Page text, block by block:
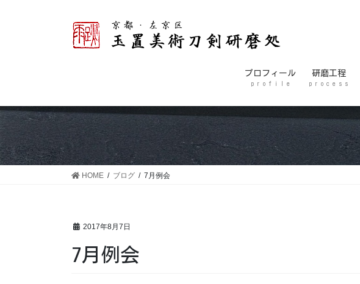
動
に
動
プロフィール
p r o f i l e
研磨工程
p r o c e s s
HOME ブログ 7月例会
2017年8月7日
7月例会